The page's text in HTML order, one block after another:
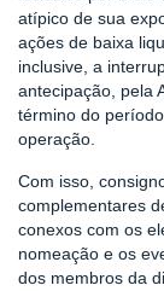
atípico de sua
ações de baixa
inclusive, a
antecipação, pela
término do
operação.
Com isso,
complementares
conexos com os
nomeação e os
dos membros da